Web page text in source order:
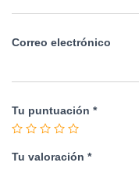
Correo electrónico
Tu puntuación *
Tu valoración *